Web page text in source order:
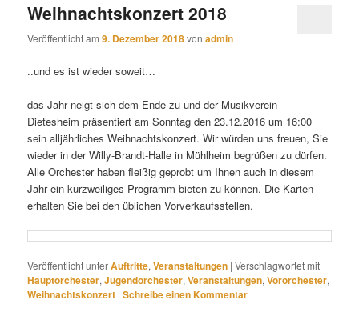
Weihnachtskonzert 2018
Veröffentlicht am9. Dezember 2018vonadmin
..und es ist wieder soweit…
das Jahr neigt sich dem Ende zu und der Musikverein
Dietesheim präsentiert am Sonntag den 23.12.2016 um 16:00
sein alljährliches Weihnachtskonzert. Wir würden uns freuen, Sie
wieder in der Willy-Brandt-Halle in Mühlheim begrüßen zu dürfen.
Alle Orchester haben fleißig geprobt um Ihnen auch in diesem
Jahr ein kurzweiliges Programm bieten zu können. Die Karten
erhalten Sie bei den üblichen Vorverkaufsstellen.
Veröffentlicht unterAuftritte,Veranstaltungen |Verschlagwortet mit
Hauptorchester,Jugendorchester,Veranstaltungen,Vororchester,
Weihnachtskonzert |Schreibe einen Kommentar